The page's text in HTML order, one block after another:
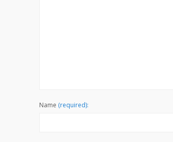
Name (required):